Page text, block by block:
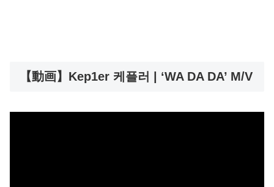
【動画】Kep1er 케플러 | ‘WA DA DA’ M/V